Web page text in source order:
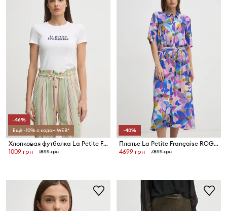
-46%
Ещё -10% с кодом WEB*
Хлопковая футболка La Petite Française LPF
1009 грн
1899 грн
-40%
Платье La Petite Française ROGER
4699 грн
7899 грн